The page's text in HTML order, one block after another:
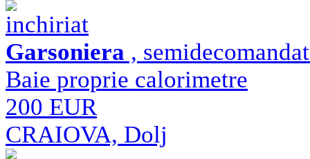
inchiriat
Garsoniera ,
Baie proprie calorimetre
200 EUR
CRAIOVA, Dolj